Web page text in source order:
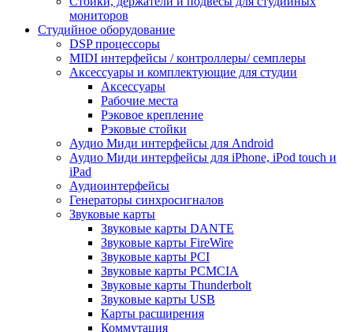
мониторов
Студийное оборудование
DSP процессоры
MIDI интерфейсы / контроллеры/ семплеры
Аксессуары и комплектующие для студии
Аксессуары
Рабочие места
Рэковое крепление
Рэковые стойки
Аудио Миди интерфейсы для Android
Аудио Миди интерфейсы для iPhone, iPod touch и
iPad
Аудиоинтерфейсы
Генераторы синхросигналов
Звуковые карты
Звуковые карты DANTE
Звуковые карты FireWire
Звуковые карты PCI
Звуковые карты PCMCIA
Звуковые карты Thunderbolt
Звуковые карты USB
Карты расширения
Коммутация